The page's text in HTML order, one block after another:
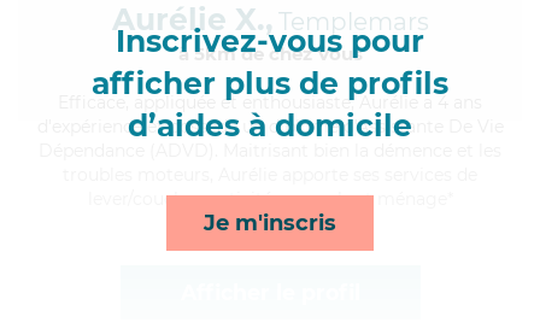
Inscrivez-vous pour
afficher plus de profils
d’aides à domicile
Je m'inscris
Aurélie X., Templemars
à 5km de chez Vous
, appliquée et enthousiaste, Aurélie a 4 ans
d'expérience et possède un diplôme d'Assistante De Vie
lever/coucher, activités, rappels et ménage*